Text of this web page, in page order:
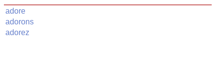
adore
adorons
adorez